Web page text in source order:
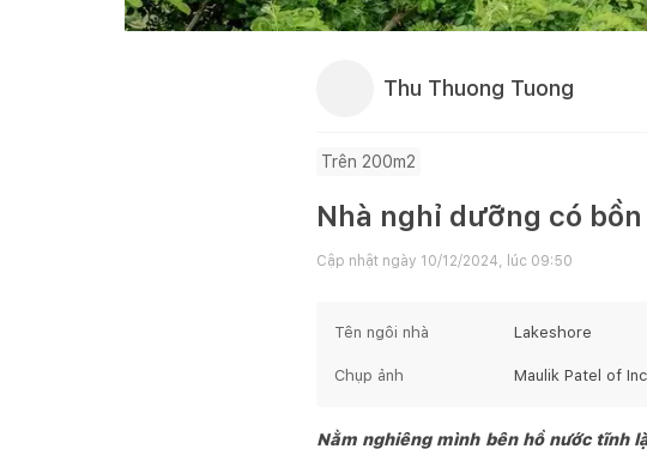
Thu Thuong Tuong
Trên 200m2
Nhà nghỉ dưỡng có
Cập nhật ngày 10/12/2024, lúc 09:50
Tên ngôi nhà Lakeshore
Chụp ảnh Maulik Patel of
Nằm nghiêng mình bên hồ nước tĩnh